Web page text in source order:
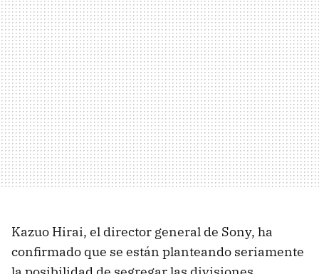
Kazuo Hirai, el director general de Sony, ha
confirmado que se están planteando seriamente